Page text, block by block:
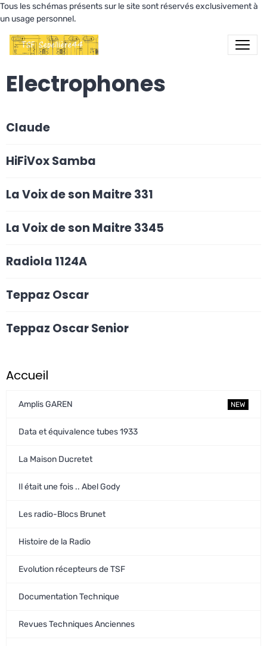
Tous les schémas présents sur le site sont réservés exclusivement à
un usage personnel.
Electrophones
Claude
HiFiVox Samba
La Voix de son Maitre 331
La Voix de son Maitre 3345
Radiola 1124A
Teppaz Oscar
Teppaz Oscar Senior
Accueil
Amplis GAREN NEW
Data et équivalence tubes 1933
La Maison Ducretet
Il était une fois .. Abel Gody
Les radio-Blocs Brunet
Histoire de la Radio
Evolution récepteurs de TSF
Documentation Technique
Revues Techniques Anciennes